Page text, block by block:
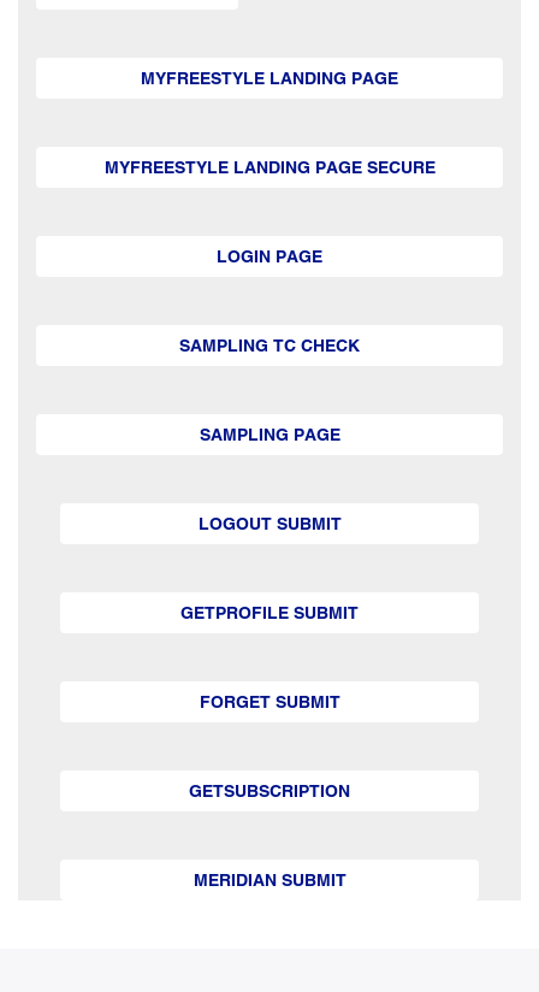
MYFREESTYLE LANDING PAGE
MYFREESTYLE LANDING PAGE SECURE
LOGIN PAGE
SAMPLING TC CHECK
SAMPLING PAGE
LOGOUT SUBMIT
GETPROFILE SUBMIT
FORGET SUBMIT
GETSUBSCRIPTION
MERIDIAN SUBMIT